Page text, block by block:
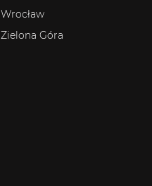
Wrocław
Zielona Góra